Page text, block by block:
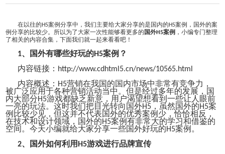
在以往的H5案例分享中，我们主要给大家分享的是国内的H5案例，国外的案
例分享的比较少。所以为了大家一次性能够看更多的 国外H5案例 ，小编专门整理
了相关的内容合集，下面我们就一起来看看吧！
1、国外有哪些好玩的H5案例？
内容链接： http://www.cdhtml5.cn/news/10565.html
内容概述： H5营销在我国的国内市场中非常有竞争力，
被广泛应用于各种营销活动当中。但是经过多年的发展，国
内大部分H5游戏都缺乏新意，用户渴望想看到一些让人眼前
一亮的玩法。这时我们把目光转向国外H5 ，虽然国外的H5案
例比较少见，但这并不代表国外的优秀案例少，恰恰相反，
在技术和设计领域，国外的H5案例有非常大的学习和借鉴的
空间。今天小编就给大家分享一些国外好玩的H5案例。
2、国外如何利用 H5游戏进行品牌宣传